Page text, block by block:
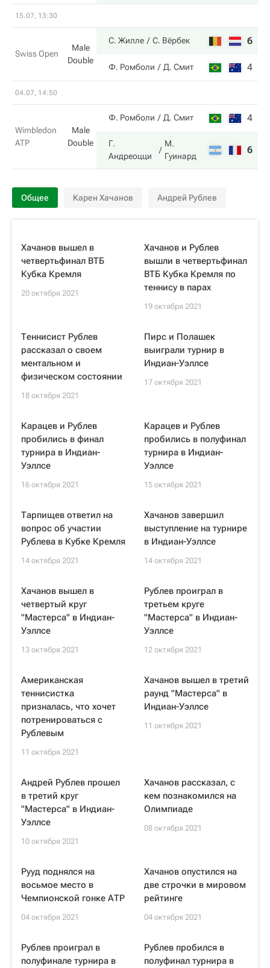
15.07, 13:30
Swiss Open
Male
Double
С. Жилле С. Вёрбек 6
Ф. Ромболи Д. Смит 4
04.07, 14:50
Wimbledon
ATP
Male
Double
Ф. Ромболи Д. Смит 4
Г.
Андреоцци
М.
Гуинард
6
Общее Карен Хачанов Андрей Рублев
Хачанов вышел в
четвертьфинал ВТБ
Кубка Кремля
20 октября 2021
Хачанов и Рублев
вышли в четвертьфинал
ВТБ Кубка Кремля по
теннису в парах
19 октября 2021
Теннисист Рублев
рассказал о своем
ментальном и
физическом состоянии
18 октября 2021
Пирс и Полашек
выиграли турнир в
Индиан-Уэллсе
17 октября 2021
Карацев и Рублев
пробились в финал
турнира в Индиан-
Уэллсе
16 октября 2021
Карацев и Рублев
пробились в полуфинал
турнира в Индиан-
Уэллсе
15 октября 2021
Тарпищев ответил на
вопрос об участии
Рублева в Кубке Кремля
14 октября 2021
Хачанов завершил
выступление на турнире
в Индиан-Уэллсе
14 октября 2021
Хачанов вышел в
четвертый круг
"Мастерса" в Индиан-
Уэллсе
13 октября 2021
Рублев проиграл в
третьем круге
"Мастерса" в Индиан-
Уэллсе
12 октября 2021
Американская
теннисистка
призналась, что хочет
потренироваться с
Рублевым
11 октября 2021
Хачанов вышел в третий
раунд "Мастерса" в
Индиан-Уэллсе
11 октября 2021
Андрей Рублев прошел
в третий круг
"Мастерса" в Индиан-
Уэллсе
10 октября 2021
Хачанов рассказал, с
кем познакомился на
Олимпиаде
08 октября 2021
Рууд поднялся на
восьмое место в
Чемпионской гонке АТР
04 октября 2021
Хачанов опустился на
две строчки в мировом
рейтинге
04 октября 2021
Рублев проиграл в
полуфинале турнира в
Рублев пробился в
полуфинал турнира в